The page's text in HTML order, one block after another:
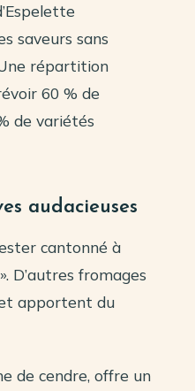
saveurs sans
répartition
60 % de
de variétés
audacieuses
cantonné à
D’autres fromages
apportent du
de cendre, offre un